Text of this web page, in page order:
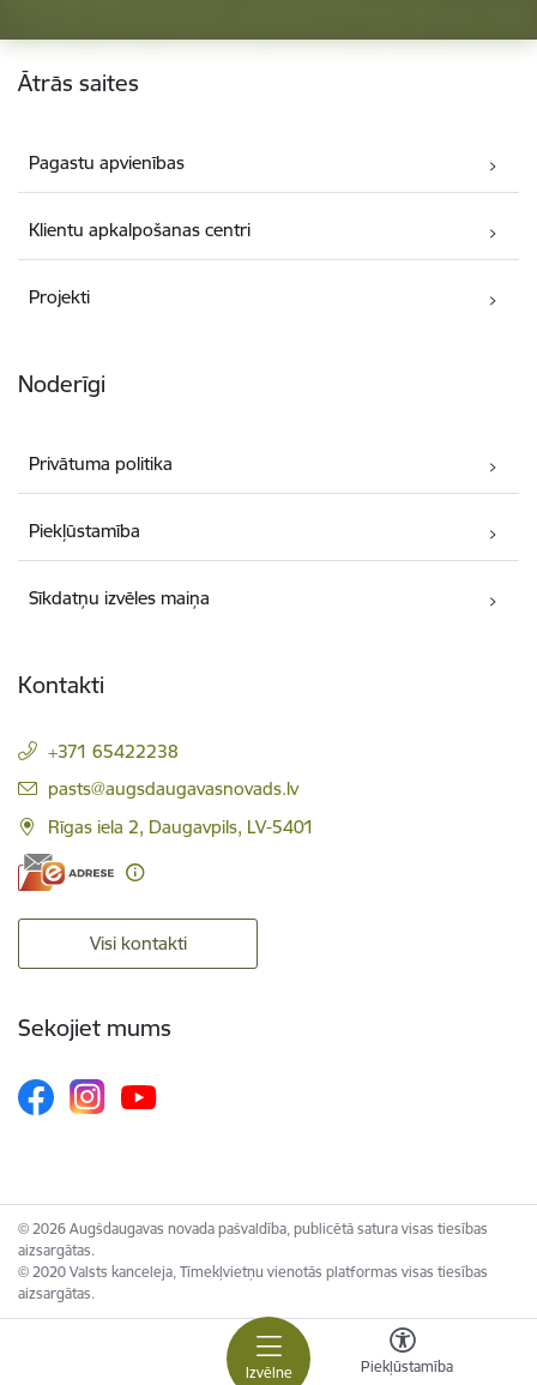
Izvēlne Piekļūstamība
Kājene
Ātrās saites
Pagastu apvienības
Klientu apkalpošanas centri
Projekti
Noderīgi
Privātuma politika
Piekļūstamība
Sīkdatņu izvēles maiņa
Kontakti
+371 65422238
E-pasts:
pasts@augsdaugavasnovads.lv
Rīgas iela 2, Daugavpils, LV-5401
Visi kontakti
Sekojiet mums
© 2026 Augšdaugavas novada pašvaldība, publicētā satura visas tiesības
aizsargātas.
© 2020 Valsts kanceleja, Tīmekļvietņu vienotās platformas visas tiesības
aizsargātas.